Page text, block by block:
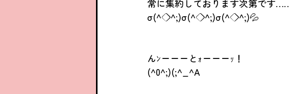
常に集約しております次第です
σ(^◇^;)σ(^◇^;)σ(^◇^;)💦
んﾝーーーとｫーーーｯ！
(^0^;)(;^_^A